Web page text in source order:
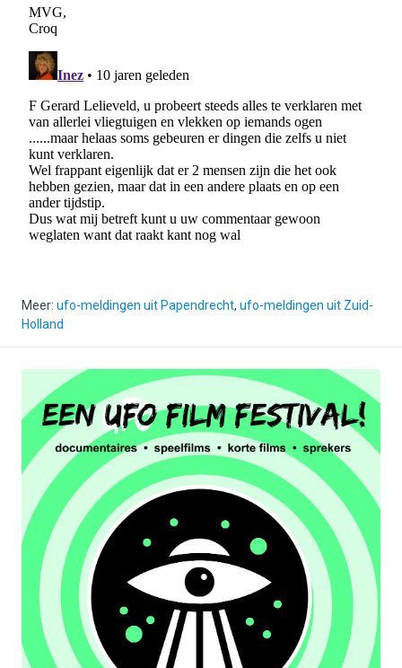
Meer: ufo-meldingen uit Papendrecht, ufo-meldingen uit Zuid-
Holland